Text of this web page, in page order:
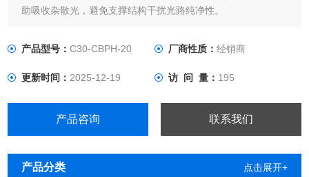
助吸收杂散光，避免支撑结构干扰光路纯净性。
产品型号：C30-CBPH-20 厂商性质： 经销商
更新时间：2025-12-19 访 问 量： 195
产品咨询 联系我们
产品分类 点击展开+